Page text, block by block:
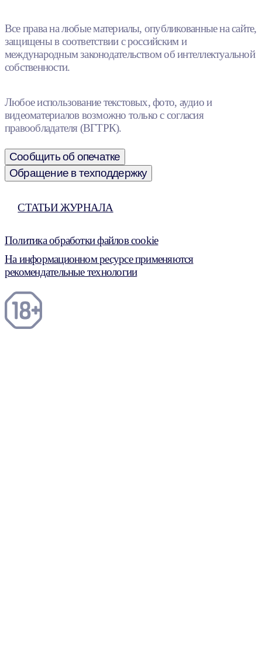
Все права на любые материалы, опубликованные на сайте,
защищены в соответствии с российским и
международным законодательством об интеллектуальной
собственности.
Любое использование текстовых, фото, аудио и
видеоматериалов возможно только с согласия
правообладателя (ВГТРК).
Сообщить об опечатке
Обращение в техподдержку
СТАТЬИ ЖУРНАЛА
Политика обработки файлов cookie
На информационном ресурсе применяются
рекомендательные технологии